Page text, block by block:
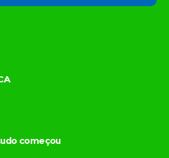
começou